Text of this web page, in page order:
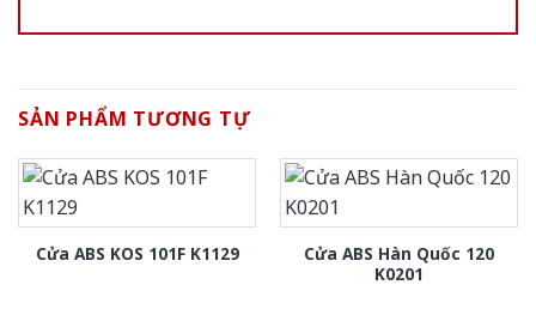
SẢN PHẨM TƯƠNG TỰ
Cửa ABS KOS 101F K1129
Cửa ABS Hàn Quốc 120
K0201